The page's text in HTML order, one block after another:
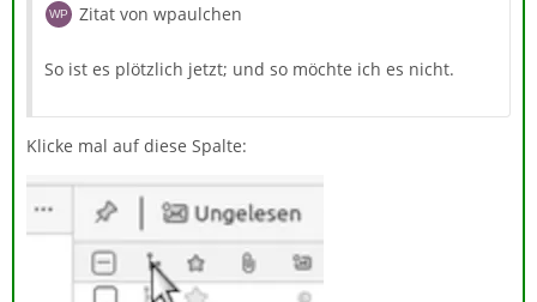
Zitat von wpaulchen
So ist es plötzlich jetzt; und so möchte ich es nicht.
Klicke mal auf diese Spalte: